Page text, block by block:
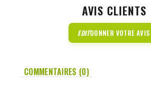
AVIS CLIENTS
EDITDONNER VOTRE AVIS
COMMENTAIRES (0)